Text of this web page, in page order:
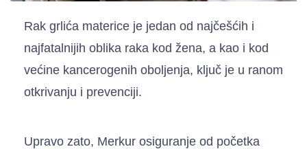
Rak grlića materice je jedan od najčešćih i
najfatalnijih oblika raka kod žena, a kao i kod
većine kancerogenih oboljenja, ključ je u ranom
otkrivanju i prevenciji.
Upravo zato, Merkur osiguranje od početka